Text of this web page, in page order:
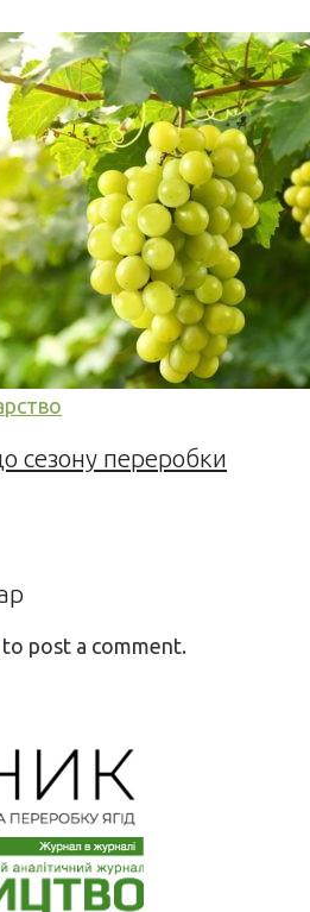
сезону переробки
to post a comment.